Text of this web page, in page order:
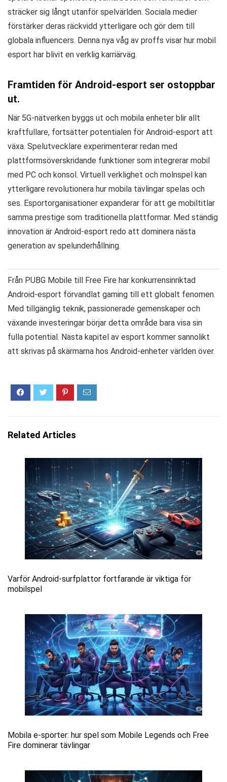
sträcker sig långt utanför spelvärlden. Sociala medier
förstärker deras räckvidd ytterligare och gör dem till
globala influencers. Denna nya våg av proffs visar hur mobil
esport har blivit en verklig karriärväg.
Framtiden för Android-esport ser ostoppbar
ut.
När 5G-nätverken byggs ut och mobila enheter blir allt
kraftfullare, fortsätter potentialen för Android-esport att
växa. Spelutvecklare experimenterar redan med
plattformsöverskridande funktioner som integrerar mobil
med PC och konsol. Virtuell verklighet och molnspel kan
ytterligare revolutionera hur mobila tävlingar spelas och
ses. Esportorganisationer expanderar för att ge mobiltitlar
samma prestige som traditionella plattformar. Med ständig
innovation är Android-esport redo att dominera nästa
generation av spelunderhållning.
Från PUBG Mobile till Free Fire har konkurrensinriktad
Android-esport förvandlat gaming till ett globalt fenomen.
Med tillgänglig teknik, passionerade gemenskaper och
växande investeringar börjar detta område bara visa sin
fulla potential. Nästa kapitel av esport kommer sannolikt
att skrivas på skärmarna hos Android-enheter världen över.
Related Articles
Varför Android-surfplattor fortfarande är viktiga för
mobilspel
Mobila e-sporter: hur spel som Mobile Legends och Free
Fire dominerar tävlingar